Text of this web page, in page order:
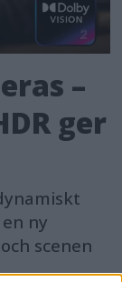
–
ger
ny
scenen